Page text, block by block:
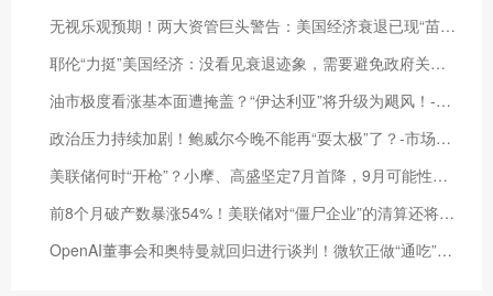
无视乐观预期！两大资管巨头警告：美国经济衰退已现“苗头”-市场参考-晟峰科技数据
耶伦“力挺”美国经济：没看见衰退迹象，需要避免政府关门-市场参考-晟峰科技数据
油市极度看涨基本面遭掩盖？“伊达利亚”将升级为飓风！-市场参考-晟峰科技数据
政治压力持续加剧！鲍威尔今晚不能再“耍太极”了？-市场参考-晟峰数据
美联储何时“开枪”？小摩、高盛坚定7月首降，9月可能性最大？-市场参考-晟峰科技数据
前8个月破产数暴涨54%！美联储对“僵尸企业”的清算还将继续？-市场参考-晟峰科技数据
OpenAI董事会和奥特曼就回归进行谈判！微软正做“通吃”准备-市场参考-晟峰科技数据